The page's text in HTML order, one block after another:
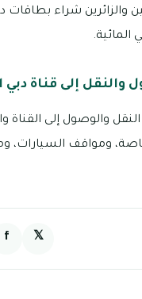
والزائرين شراء بطاقات
المائية.
إلى قناة دبي
والوصول إلى القناة
ومواقف السيارات،
𝕏
f